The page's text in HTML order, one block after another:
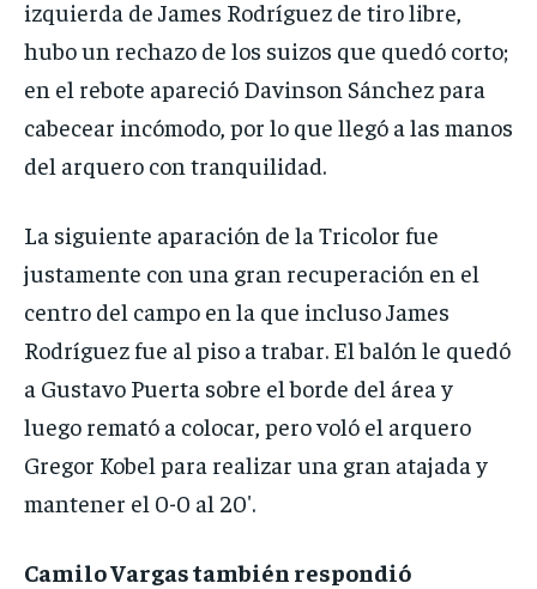
izquierda de James Rodríguez de tiro libre,
hubo un rechazo de los suizos que quedó corto;
en el rebote apareció Davinson Sánchez para
cabecear incómodo, por lo que llegó a las manos
del arquero con tranquilidad.
La siguiente aparación de la Tricolor fue
justamente con una gran recuperación en el
centro del campo en la que incluso James
Rodríguez fue al piso a trabar. El balón le quedó
a Gustavo Puerta sobre el borde del área y
luego remató a colocar, pero voló el arquero
Gregor Kobel para realizar una gran atajada y
mantener el 0-0 al 20′.
Camilo Vargas también respondió